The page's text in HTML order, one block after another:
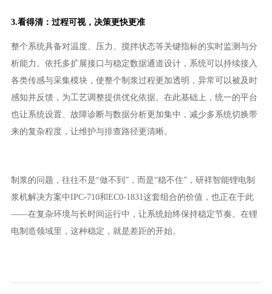
3.看得清：过程可视，决策更快更准
整个系统具备对温度、压力、搅拌状态等关键指标的实时监测与分
析能力。依托多扩展接口与稳定数据通道设计，系统可以持续接入
各类传感与采集模块，使整个制浆过程更加透明，异常可以被及时
感知并反馈，为工艺调整提供优化依据。在此基础上，统一的平台
也让系统设置、故障诊断与数据分析更加集中，减少多系统切换带
来的复杂程度，让维护与排查路径更清晰。
制浆的问题，往往不是“做不到”，而是“稳不住”，研祥智能锂电制
浆机解决方案中IPC-710和EC0-1831这套组合的价值，也正在于此
——在复杂环境与长时间运行中，让系统始终保持稳定节奏。在锂
电制造领域里，这种稳定，就是差距的开始。